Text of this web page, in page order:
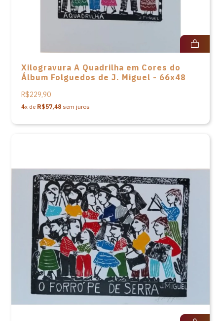
Xilogravura A Quadrilha em Cores do
Álbum Folguedos de J. Miguel - 66x48
R$229,90
4x de R$57,48 sem juros